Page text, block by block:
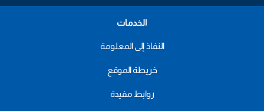
الخدمات
النفاذ إلى المعلومة
خريطة الموقع
روابط مفيدة